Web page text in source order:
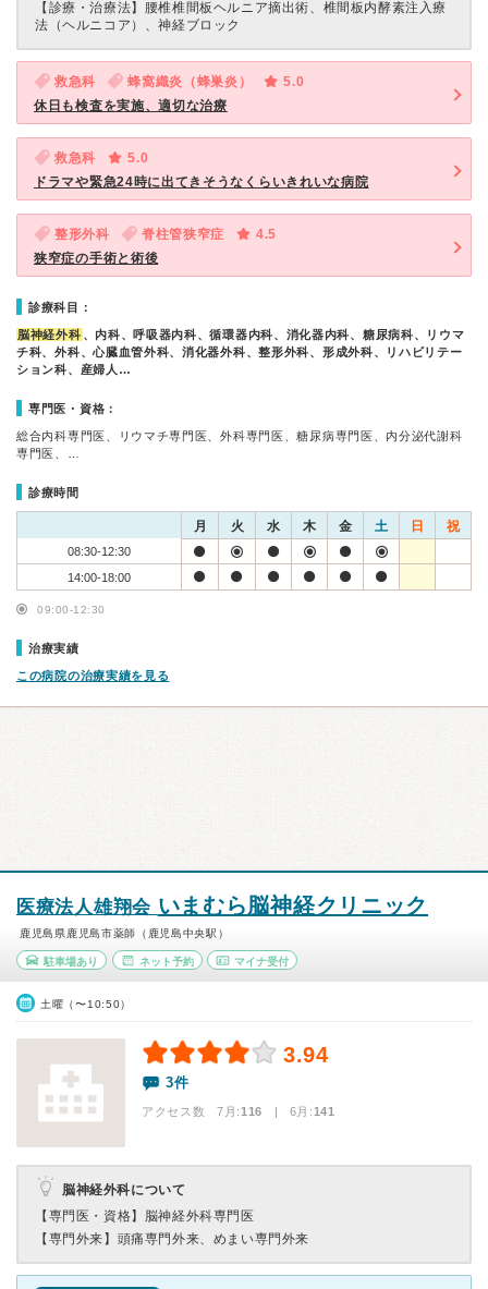
【診療・治療法】
腰椎椎間板ヘルニア摘出術、椎間板内酵素注入療
法（ヘルニコア）、神経ブロック
救急科 蜂窩織炎（蜂巣炎）
5.0
休日も検査を実施、適切な治療
救急科
5.0
ドラマや緊急24時に出てきそうなくらいきれいな病院
整形外科 脊柱管狭窄症
4.5
狭窄症の手術と術後
診療科目：
脳神経外科 、内科、呼吸器内科、循環器内科、消化器内科、糖尿病科、リウマ
チ科、外科、心臓血管外科、消化器外科、整形外科、形成外科、リハビリテー
ション科、産婦人…
専門医・資格：
総合内科専門医、リウマチ専門医、外科専門医、糖尿病専門医、内分泌代謝科
専門医、…
診療時間
月 火 水 木 金 土 日 祝
08:30-12:30
14:00-18:00
09:00-12:30
治療実績
この病院の治療実績を見る
医療法人雄翔会 いまむら脳神経クリニック
鹿児島県鹿児島市薬師（鹿児島中央駅）
駐車場あり ネット予約 マイナ受付
土曜（〜10:50）
3.94
3件
アクセス数 7月:116 | 6月:141
脳神経外科について
【専門医・資格】 脳神経外科専門医
【専門外来】 頭痛専門外来、めまい専門外来